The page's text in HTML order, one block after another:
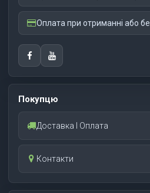
Оплата при отриманні або
Покупцю
Доставка І Оплата
Контакти